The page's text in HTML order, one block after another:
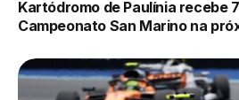
Kartódromo de Paulínia recebe
Campeonato San Marino na